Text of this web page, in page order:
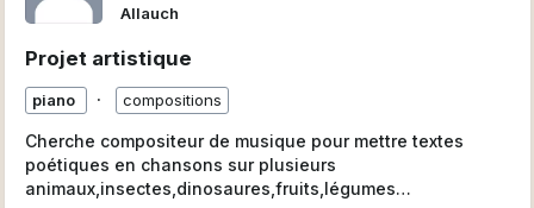
Allauch
Projet artistique
piano ∙ compositions
Cherche compositeur de musique pour mettre textes
poétiques en chansons sur plusieurs
animaux,insectes,dinosaures,fruits,légumes